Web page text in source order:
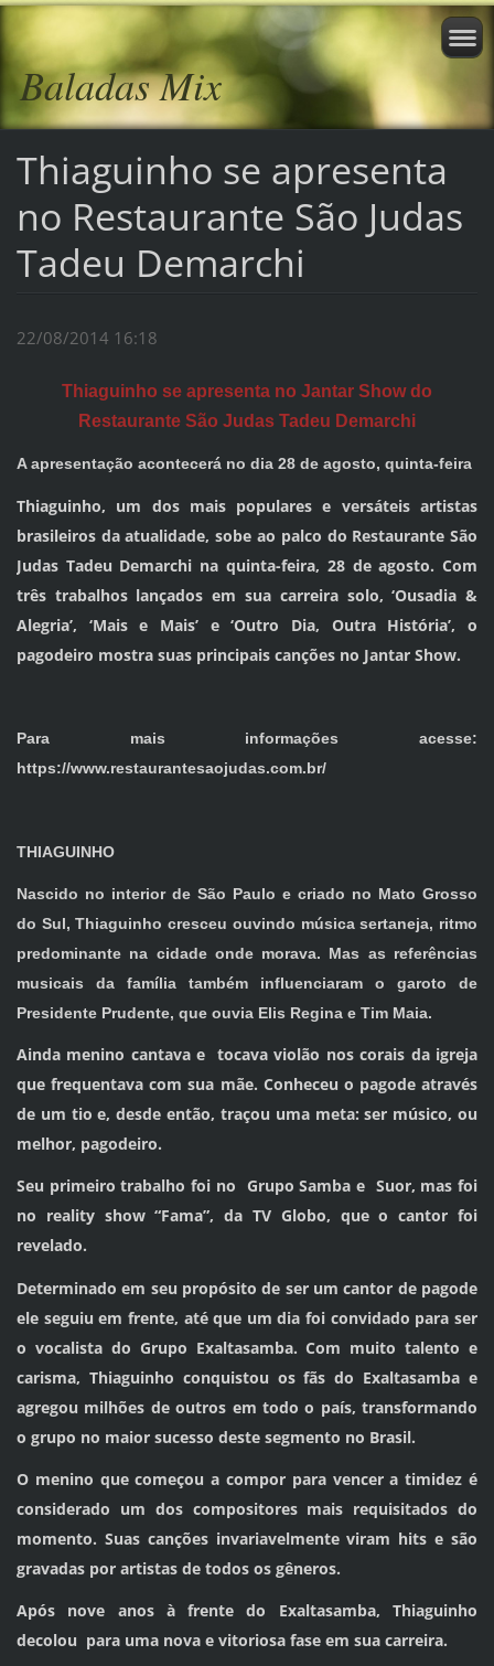
Baladas Mix
Thiaguinho se apresenta
no Restaurante São Judas
Tadeu Demarchi
22/08/2014 16:18
Thiaguinho se apresenta no Jantar Show do
Restaurante São Judas Tadeu Demarchi
A apresentação acontecerá no dia 28 de agosto, quinta-feira
Thiaguinho, um dos mais populares e versáteis artistas
brasileiros da atualidade, sobe ao palco do Restaurante São
Judas Tadeu Demarchi na quinta-feira, 28 de agosto. Com
três trabalhos lançados em sua carreira solo, ‘Ousadia &
Alegria’, ‘Mais e Mais’ e ‘Outro Dia, Outra História’, o
pagodeiro mostra suas principais canções no Jantar Show.
Para mais informações acesse:
https://www.restaurantesaojudas.com.br/
THIAGUINHO
Nascido no interior de São Paulo e criado no Mato Grosso
do Sul, Thiaguinho cresceu ouvindo música sertaneja, ritmo
predominante na cidade onde morava. Mas as referências
musicais da família também influenciaram o garoto de
Presidente Prudente, que ouvia Elis Regina e Tim Maia.
Ainda menino cantava e tocava violão nos corais da igreja
que frequentava com sua mãe. Conheceu o pagode através
de um tio e, desde então, traçou uma meta: ser músico, ou
melhor, pagodeiro.
Seu primeiro trabalho foi no Grupo Samba e Suor, mas foi
no reality show “Fama”, da TV Globo, que o cantor foi
revelado.
Determinado em seu propósito de ser um cantor de pagode
ele seguiu em frente, até que um dia foi convidado para ser
o vocalista do Grupo Exaltasamba. Com muito talento e
carisma, Thiaguinho conquistou os fãs do Exaltasamba e
agregou milhões de outros em todo o país, transformando
o grupo no maior sucesso deste segmento no Brasil.
O menino que começou a compor para vencer a timidez é
considerado um dos compositores mais requisitados do
momento. Suas canções invariavelmente viram hits e são
gravadas por artistas de todos os gêneros.
Após nove anos à frente do Exaltasamba, Thiaguinho
decolou para uma nova e vitoriosa fase em sua carreira.